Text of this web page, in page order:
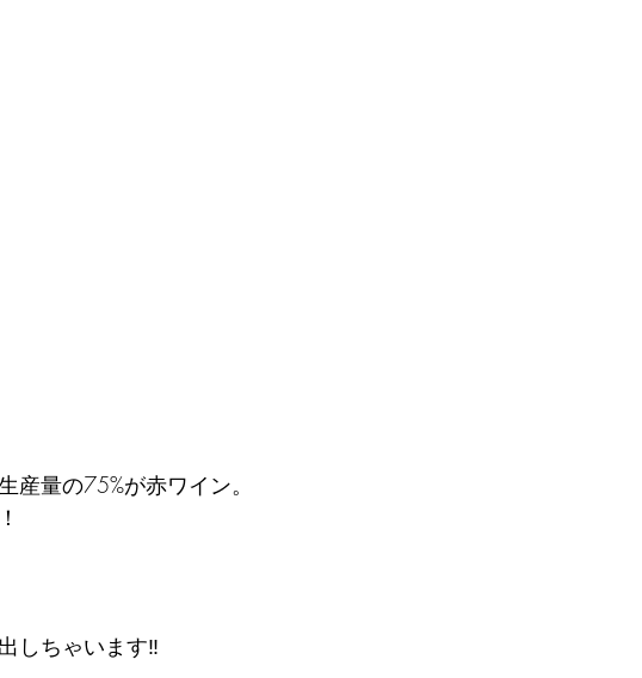
量の75%が赤ワイン。
しちゃいます‼️